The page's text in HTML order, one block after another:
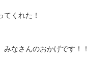
くれた！
なさんのおかげです！！